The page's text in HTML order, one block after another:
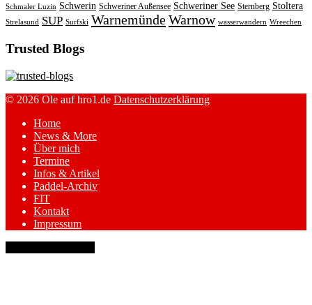
Schmaler Luzin Schwerin Schweriner Außensee Schweriner See Sternberg Stoltera
Strelasund SUP Surfski WarnemündeWarnow wasserwandern Wreechen
Trusted Blogs
© 2026 Ole auf hro1.de Datenschutzerklärung
Home
News & More
Über mich
Termine
Infos & Artikel
Paddel-Archiv
FIT
Kontakt
Impressum